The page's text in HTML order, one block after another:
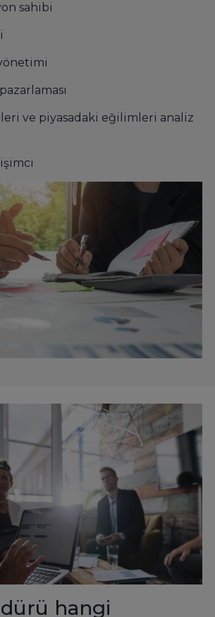
sahibi
ve piyasadaki eğilimleri analiz
hangi